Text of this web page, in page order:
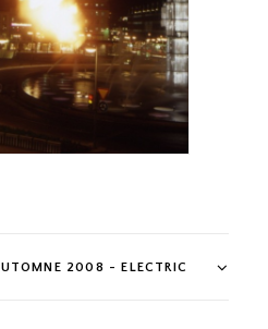
Stadshuset, Encounter
of February 2008 100 x
Patricia Dorfmann,
2008 - ELECTRIC